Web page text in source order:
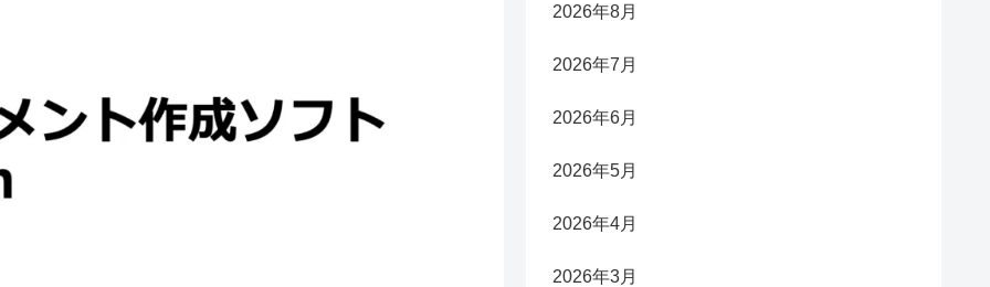
2026年8月
2026年7月
2026年6月
2026年5月
2026年4月
2026年3月